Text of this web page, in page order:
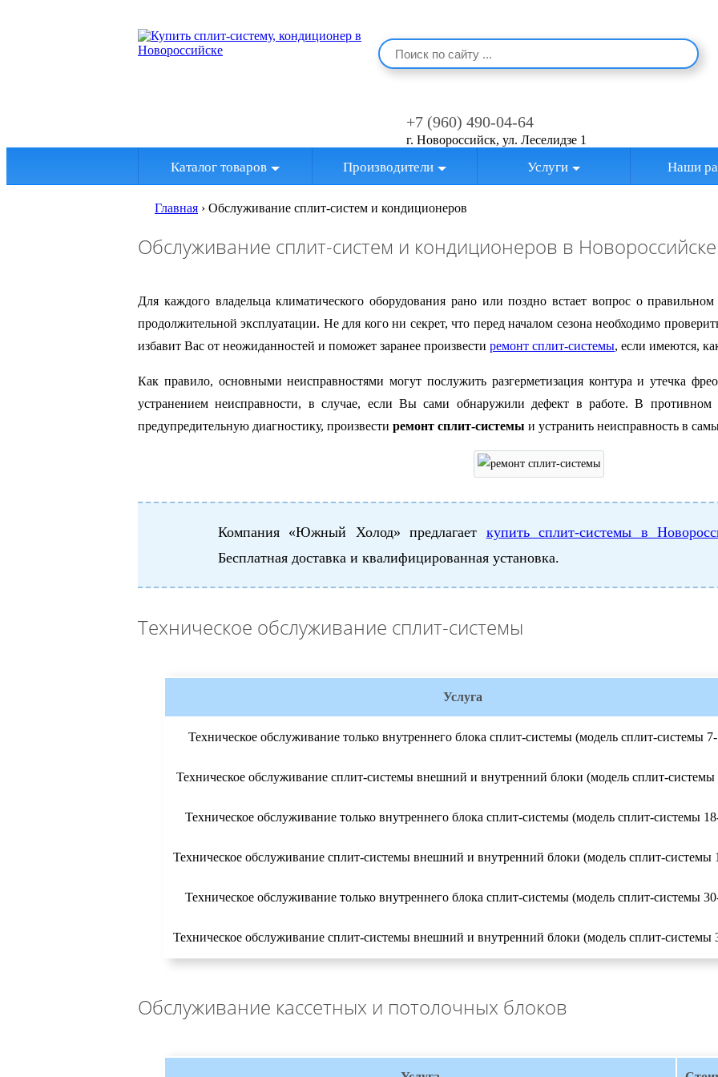
+7 (960) 490-04-64
г. Новороссийск, ул. Леселидзе 1
Каталог товаров Производители Услуги Наши
Главная › Обслуживание сплит-систем и кондиционеров
Обслуживание сплит-систем и кондиционеров в Новороссийске
Для каждого владельца климатического оборудования рано или поздно встает вопрос о
продолжительной эксплуатации. Не для кого ни секрет, что перед началом сезона необходимо
избавит Вас от неожиданностей и поможет заранее произвести ремонт сплит-системы, если имеются,
Как правило, основными неисправностями могут послужить разгерметизация контура и утечка
устранением неисправности, в случае, если Вы сами обнаружили дефект в работе. В
предупредительную диагностику, произвести ремонт сплит-системы и устранить неисправность в
Компания «Южный Холод» предлагает купить сплит-системы в
Бесплатная доставка и квалифицированная установка.
Техническое обслуживание сплит-системы
Услуга
Техническое обслуживание только внутреннего блока сплит-системы (модель сплит-системы
Техническое обслуживание сплит-системы внешний и внутренний блоки (модель сплит-системы
Техническое обслуживание только внутреннего блока сплит-системы (модель сплит-системы
Техническое обслуживание сплит-системы внешний и внутренний блоки (модель сплит-системы
Техническое обслуживание только внутреннего блока сплит-системы (модель сплит-системы
Техническое обслуживание сплит-системы внешний и внутренний блоки (модель сплит-системы
Обслуживание кассетных и потолочных блоков